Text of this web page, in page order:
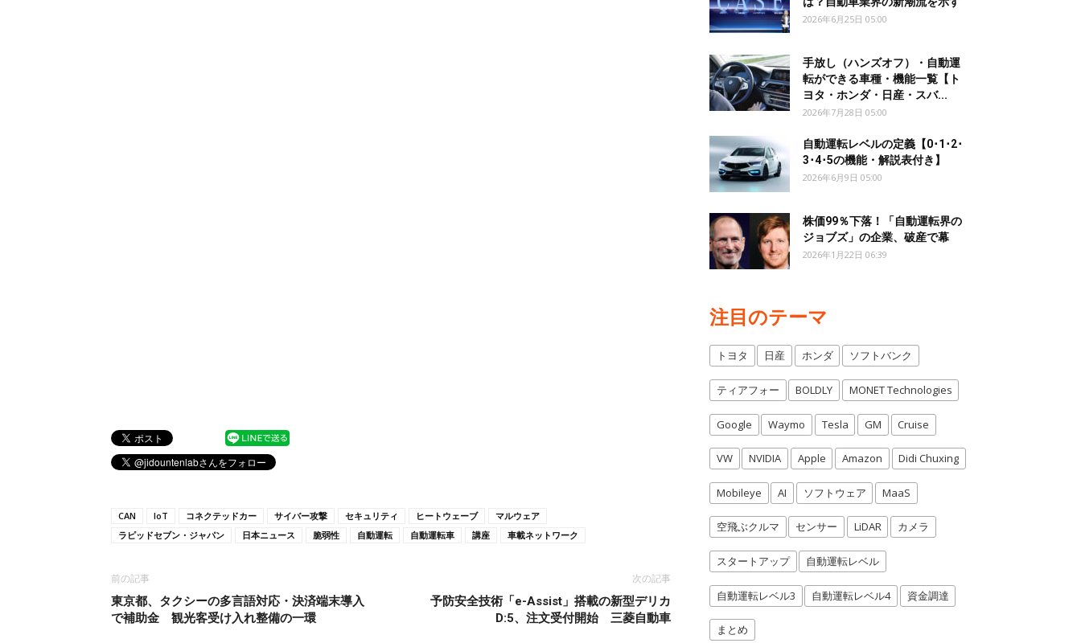
CAN IoT コネクテッドカー サイバー攻撃 セキュリティ ヒートウェーブ
マルウェア
ラピッドセブン・ジャパン
日本ニュース 脆弱性 自動運転 自動運転車 講座 車載ネットワーク
前の記事
東京都、タクシーの多言語対応・決済端末導入
で補助金 観光客受け入れ整備の一環
次の記事
予防安全技術「e-Assist」搭載の新型デリカ
D:5、注文受付開始 三菱自動車
2026年6月25日 05:00
手放し（ハンズオフ）・自動運
転ができる車種・機能一覧【ト
ヨタ・ホンダ・日産・スバ...
2026年7月28日 05:00
自動運転レベルの定義【0･1･2･
3･4･5の機能・解説表付き】
2026年6月9日 05:00
株価99％下落！「自動運転界の
ジョブズ」の企業、破産で幕
2026年1月22日 06:39
注目のテーマ
トヨタ 日産 ホンダ ソフトバンク
ティアフォー BOLDLY MONET Technologies
Google Waymo Tesla GM Cruise
VW NVIDIA Apple Amazon Didi Chuxing
Mobileye AI ソフトウェア MaaS
空飛ぶクルマ センサー LiDAR カメラ
スタートアップ 自動運転レベル
自動運転レベル3 自動運転レベル4 資金調達
まとめ